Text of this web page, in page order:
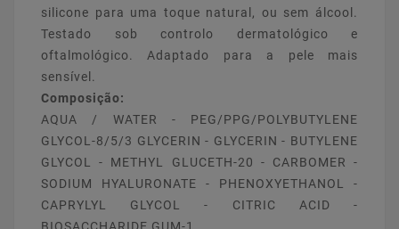
silicone para uma toque natural, ou sem álcool.
Testado sob controlo dermatológico e
oftalmológico. Adaptado para a pele mais
sensível.
Composição:
AQUA / WATER - PEG/PPG/POLYBUTYLENE
GLYCOL-8/5/3 GLYCERIN - GLYCERIN - BUTYLENE
GLYCOL - METHYL GLUCETH-20 - CARBOMER -
SODIUM HYALURONATE - PHENOXYETHANOL -
CAPRYLYL GLYCOL - CITRIC ACID -